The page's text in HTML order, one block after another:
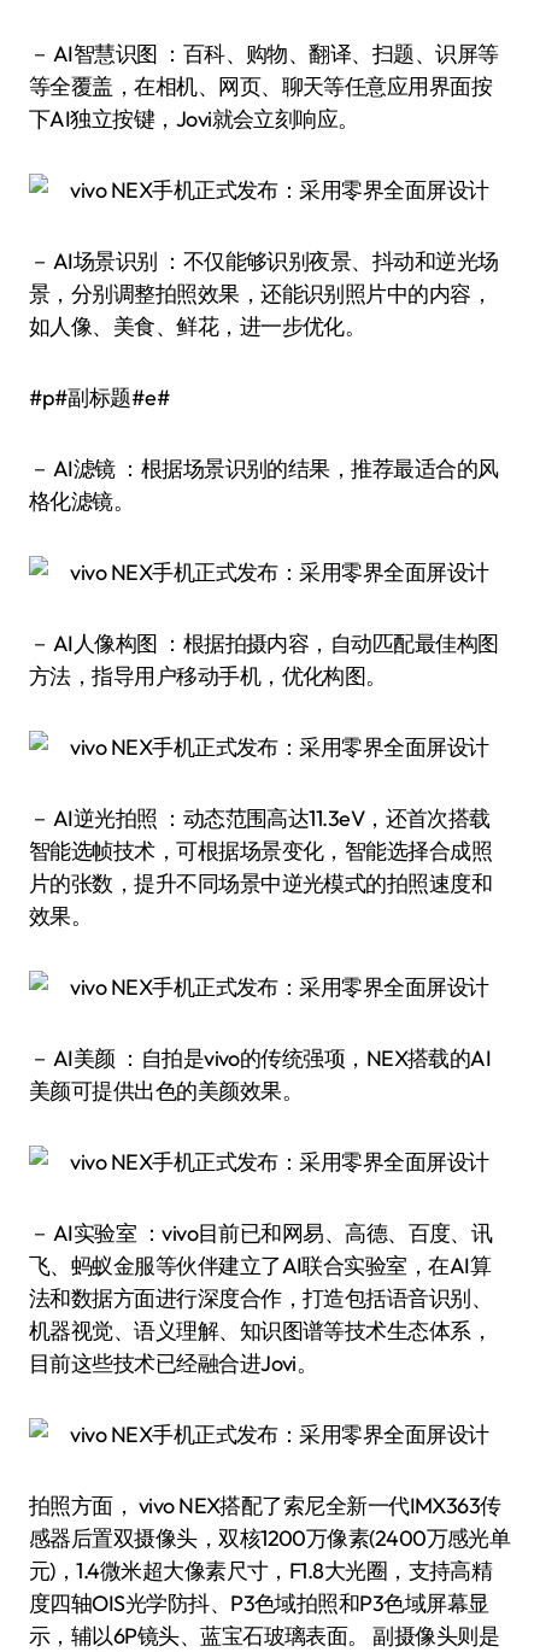
－ AI智慧识图 ：百科、购物、翻译、扫题、识屏等
等全覆盖，在相机、网页、聊天等任意应用界面按
下AI独立按键，Jovi就会立刻响应。
－ AI场景识别 ：不仅能够识别夜景、抖动和逆光场
景，分别调整拍照效果，还能识别照片中的内容，
如人像、美食、鲜花，进一步优化。
#p#副标题#e#
－ AI滤镜 ：根据场景识别的结果，推荐最适合的风
格化滤镜。
－ AI人像构图 ：根据拍摄内容，自动匹配最佳构图
方法，指导用户移动手机，优化构图。
－ AI逆光拍照 ：动态范围高达11.3eV，还首次搭载
智能选帧技术，可根据场景变化，智能选择合成照
片的张数，提升不同场景中逆光模式的拍照速度和
效果。
－ AI美颜 ：自拍是vivo的传统强项，NEX搭载的AI
美颜可提供出色的美颜效果。
－ AI实验室 ：vivo目前已和网易、高德、百度、讯
飞、蚂蚁金服等伙伴建立了AI联合实验室，在AI算
法和数据方面进行深度合作，打造包括语音识别、
机器视觉、语义理解、知识图谱等技术生态体系，
目前这些技术已经融合进Jovi。
拍照方面， vivo NEX搭配了索尼全新一代IMX363传
感器后置双摄像头，双核1200万像素(2400万感光单
元)，1.4微米超大像素尺寸，F1.8大光圈，支持高精
度四轴OIS光学防抖、P3色域拍照和P3色域屏幕显
示，辅以6P镜头、蓝宝石玻璃表面。 副摄像头则是